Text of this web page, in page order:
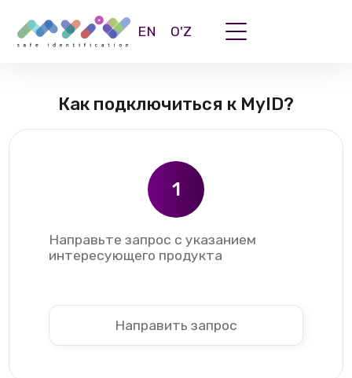
EN O'Z
Как подключиться к MyID?
1
Направьте запрос с указанием
интересующего продукта
Направить запрос